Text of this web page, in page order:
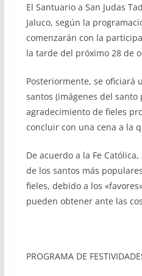
El Santuario a San Judas
Jaluco, según la
comenzarán con la
la tarde del próximo 28 de
Posteriormente, se oficiará
santos (imágenes del santo
agradecimiento de fieles
concluir con una cena a la
De acuerdo a la Fe
de los santos más
fieles, debido a los
pueden obtener ante las
PROGRAMA DE